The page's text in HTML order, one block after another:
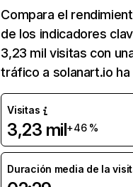
Compara el
de los indicadores
3,23 mil visitas con
tráfico a solanart.io
Visitas
3,23 mil+46 %
Duración media de la